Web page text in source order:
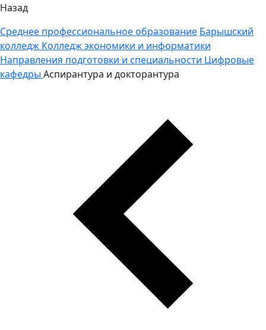
Назад
Среднее профессиональное образование Барышский
колледж Колледж экономики и информатики
Направления подготовки и специальности Цифровые
кафедры Аспирантура и докторантура